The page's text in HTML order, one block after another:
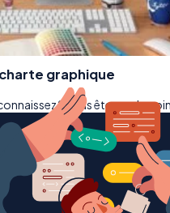
graphique
? Vous êtes sur le